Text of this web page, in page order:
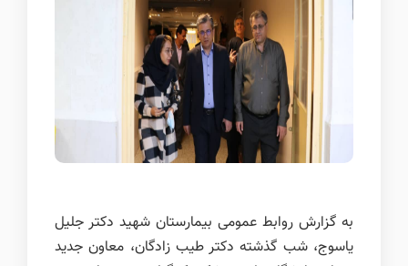
به گزارش روابط عمومی بیمارستان شهید دکتر جلیل
یاسوج، شب گذشته دکتر طیب زادگان، معاون جدید